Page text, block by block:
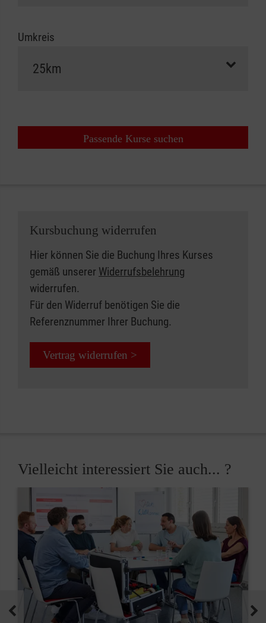
Umkreis
Passende Kurse suchen
Kursbuchung widerrufen
Hier können Sie die Buchung Ihres Kurses
gemäß unserer Widerrufsbelehrung
widerrufen.
Für den Widerruf benötigen Sie die
Referenznummer Ihrer Buchung.
Vertrag widerrufen >
Vielleicht interessiert Sie auch... ?